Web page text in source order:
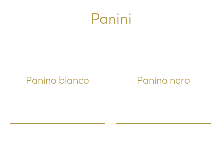
Panini
Panino bianco Panino nero